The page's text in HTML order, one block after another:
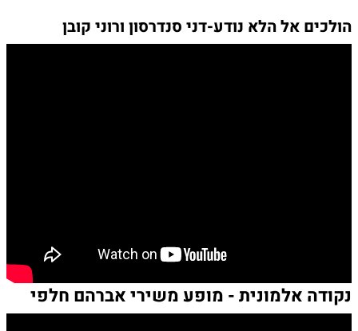
הולכים אל הלא נודע-דני סנדרסון ורוני קובן
נקודה אלמונית - מופע משירי אברהם חלפי